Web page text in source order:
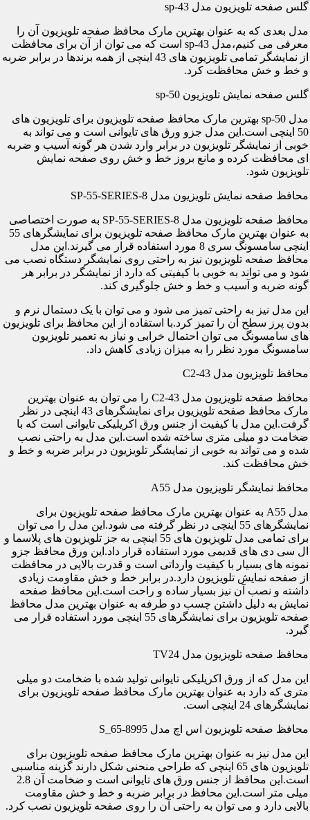
گلس صفحه تلویزیون مدل sp-43
مدل بعدی که به عنوان بهترین مارک محافظ صفحه تلویزیون آن را
معرفی می کنیم،مدل sp-43 است که می توان از آن برای محافظت
از نمایشگر تمامی تلویزیون های 43 اینچی از همه برندها در برابر ضربه
و خط و خش محافظت کرد.
گلس صفحه نمایش تلویزیون sp-50
مدل sp-50 بهترین مارک محافظ صفحه تلویزیون برای تلویزیون های
50 اینچی است.این مدل جزو ورق های تایوانی است و می تواند به
خوبی از نمایشگر تلویزیون در برابر وارد شدن هر گونه آسیب و ضربه
ای محافظت کرده و مانع بروز خط و خش روی صفحه نمایش
تلویزیون شود.
محافظ صفحه نمایش تلویزیون مدل SP-55-SERIES-8
محافظ صفحه تلویزیون مدل SP-55-SERIES-8 به صورت اختصاصی
به عنوان بهترین مارک محافظ صفحه تلویزیون برای نمایشگرهای 55
اینچی سامسونگ سری 8 مورد استفاده قرار می گیرند.این مدل
محافظ صفحه تلویزیون نیز به راحتی روی نمایشگر دستگاه نصب می
شود و می تواند به خوبی با کیفیتی که دارد از نمایشگر در برابر هر
گونه ضربه و آسیب و خط و خش جلوگیری کند.
این مدل نیز به راحتی تمیز می شود و می توان با یک دستمال نرم و
بدون پرز سطح آن را تمیز کرد.با استفاده از این محافظ برای تلویزیون
های سامسونگ می توان احتمال خرابی و نیاز به تعمیر تلویزیون
سامسونگ مورد نظر را به میزان زیادی کاهش داد.
محافظ تلویزیون مدل C2-43
محافظ صفحه تلویزیون مدل C2-43 را می توان به عنوان بهترین
مارک محافظ صفحه تلویزیون برای نمایشگرهای 43 اینچی در نظر
گرفت.این مدل با کیفیت از جنس ورق اکریلیکی تایوانی است که با
ضخامت دو میلی متری ساخته شده است.این مدل به راحتی نصب
شده و می تواند به خوبی از نمایشگر تلویزیون در برابر ضربه و خط و
خش محافظت کند.
محافظ نمایشگر تلویزیون مدل A55
مدل A55 به عنوان بهترین مارک محافظ صفحه تلویزیون برای
نمایشگرهای 55 اینچی در نظر گرفته می شود.این مدل را می توان
برای تمامی مدل تلویزیون های 55 اینچی به جز تلویزیون های پلاسما و
ال سی دی های قدیمی مورد استفاده قرار داد.این ورق محافظ جزو
نمونه های بسیار با کیفیت وارداتی است و قدرت بالایی در محافظت
از صفحه نمایش تلویزیون دارد.در برابر خط و خش مقاومت زیادی
داشته و نصب آن نیز بسیار ساده و راحت است.این محافظ صفحه
نمایش به دلیل داشتن چسب دو طرفه به عنوان بهترین مدل محافظ
صفحه تلویزیون برای نمایشگرهای 55 اینچی مورد استفاده قرار می
گیرد.
محافظ صفحه تلویزیون مدل TV24
این مدل که از ورق اکریلیکی تایوانی تولید شده با ضخامت دو میلی
متری که دارد به عنوان بهترین مارک محافظ صفحه تلویزیون برای
نمایشگرهای 24 اینچی است.
محافظ صفحه تلویزیون اس اچ مدل S_65-8995
این مدل نیز به عنوان بهترین مارک محافظ صفحه تلویزیون برای
تلویزیون های 65 اینچی که طراحی منحنی شکل دارند گزینه مناسبی
است.این محافظ از جنس ورق های تایوانی است و ضخامت آن 2.8
میلی متر است.این محافظ در برابر ضربه و خط و خش مقاومت
بالایی دارد و می توان به راحتی آن را روی صفحه تلویزیون نصب کرد.